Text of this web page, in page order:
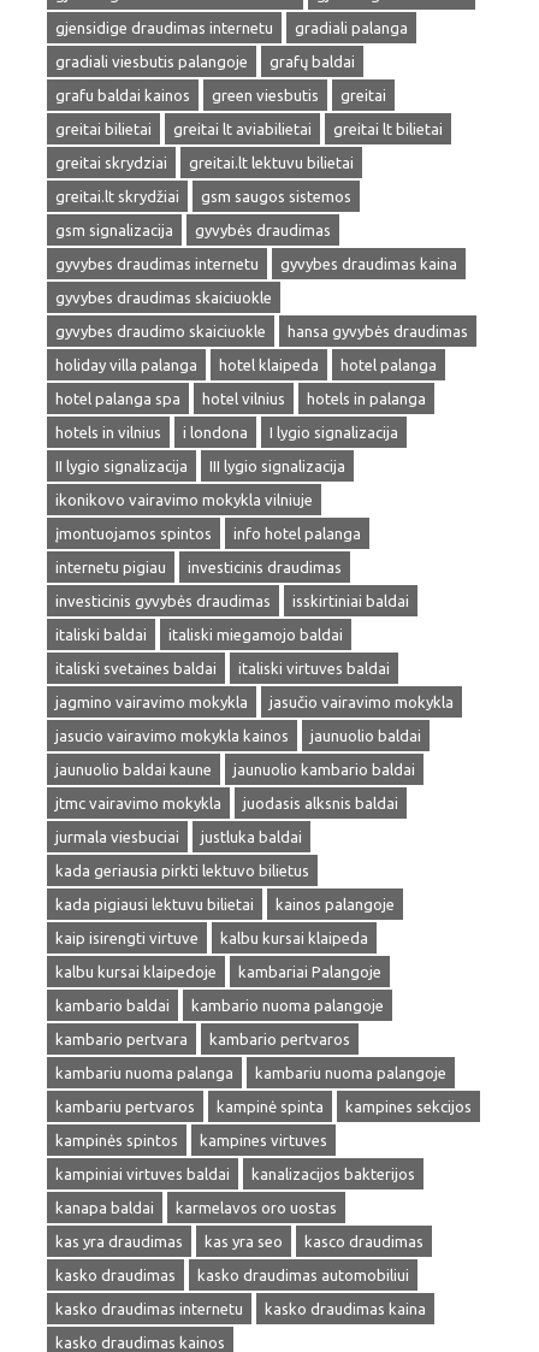
gjensidige draudimas internetu
gradiali palanga
gradiali viesbutis palangoje
grafų baldai
grafu baldai kainos
green viesbutis
greitai
greitai bilietai
greitai lt aviabilietai
greitai lt bilietai
greitai skrydziai
greitai.lt lektuvu bilietai
greitai.lt skrydžiai
gsm saugos sistemos
gsm signalizacija
gyvybės draudimas
gyvybes draudimas internetu
gyvybes draudimas kaina
gyvybes draudimas skaiciuokle
gyvybes draudimo skaiciuokle
hansa gyvybės draudimas
holiday villa palanga
hotel klaipeda
hotel palanga
hotel palanga spa
hotel vilnius
hotels in palanga
hotels in vilnius
i londona
I lygio signalizacija
II lygio signalizacija
III lygio signalizacija
ikonikovo vairavimo mokykla vilniuje
įmontuojamos spintos
info hotel palanga
internetu pigiau
investicinis draudimas
investicinis gyvybės draudimas
isskirtiniai baldai
italiski baldai
italiski miegamojo baldai
italiski svetaines baldai
italiski virtuves baldai
jagmino vairavimo mokykla
jasučio vairavimo mokykla
jasucio vairavimo mokykla kainos
jaunuolio baldai
jaunuolio baldai kaune
jaunuolio kambario baldai
jtmc vairavimo mokykla
juodasis alksnis baldai
jurmala viesbuciai
justluka baldai
kada geriausia pirkti lektuvo bilietus
kada pigiausi lektuvu bilietai
kainos palangoje
kaip isirengti virtuve
kalbu kursai klaipeda
kalbu kursai klaipedoje
kambariai Palangoje
kambario baldai
kambario nuoma palangoje
kambario pertvara
kambario pertvaros
kambariu nuoma palanga
kambariu nuoma palangoje
kambariu pertvaros
kampinė spinta
kampines sekcijos
kampinės spintos
kampines virtuves
kampiniai virtuves baldai
kanalizacijos bakterijos
kanapa baldai
karmelavos oro uostas
kas yra draudimas
kas yra seo
kasco draudimas
kasko draudimas
kasko draudimas automobiliui
kasko draudimas internetu
kasko draudimas kaina
kasko draudimas kainos